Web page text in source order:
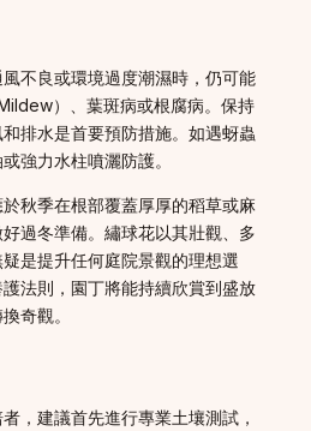
不良或環境過度潮濕時，仍可能
）、葉斑病或根腐病。保持
排水是首要預防措施。如遇蚜蟲
強力水柱噴灑防護。
秋季在根部覆蓋厚厚的稻草或麻
過冬準備。繡球花以其壯觀、多
是提升任何庭院景觀的理想選
法則，園丁將能持續欣賞到盛放
奇觀。
，建議首先進行專業土壤測試，